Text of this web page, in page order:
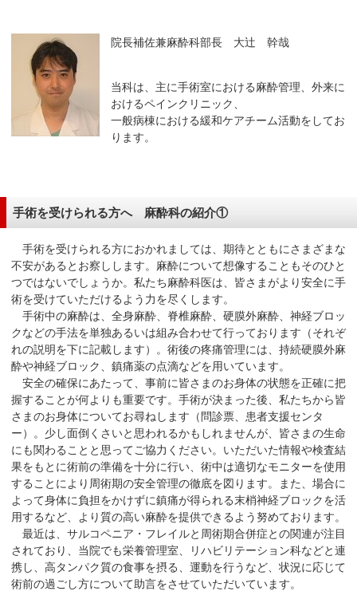
ー
へ
移
動
在
の
場
所
へ
移
動
し
ま
す
本
文
へ
移
動
し
ま
す
サ
イ
ド
院長補佐兼麻酔科部長 大辻 幹哉
当科は、主に手術室における麻酔管理、外来に
おけるペインクリニック、
一般病棟における緩和ケアチーム活動をしてお
ります。
手術を受けられる方へ 麻酔科の紹介①
手術を受けられる方におかれましては、期待とともにさまざまな
不安があるとお察しします。麻酔について想像することもそのひと
つではないでしょうか。私たち麻酔科医は、皆さまがより安全に手
術を受けていただけるよう力を尽くします。
手術中の麻酔は、全身麻酔、脊椎麻酔、硬膜外麻酔、神経ブロッ
クなどの手法を単独あるいは組み合わせて行っております（それぞ
れの説明を下に記載します）。術後の疼痛管理には、持続硬膜外麻
酔や神経ブロック、鎮痛薬の点滴などを用いています。
安全の確保にあたって、事前に皆さまのお身体の状態を正確に把
握することが何よりも重要です。手術が決まった後、私たちから皆
さまのお身体についてお尋ねします（問診票、患者支援センタ
ー）。少し面倒くさいと思われるかもしれませんが、皆さまの生命
にも関わることと思ってご協力ください。いただいた情報や検査結
果をもとに術前の準備を十分に行い、術中は適切なモニターを使用
することにより周術期の安全管理の徹底を図ります。また、場合に
よって身体に負担をかけずに鎮痛が得られる末梢神経ブロックを活
用するなど、より質の高い麻酔を提供できるよう努めております。
最近は、サルコペニア・フレイルと周術期合併症との関連が注目
されており、当院でも栄養管理室、リハビリテーション科などと連
携し、高タンパク質の食事を摂る、運動を行うなど、状況に応じて
術前の過ごし方について助言をさせていただいています。